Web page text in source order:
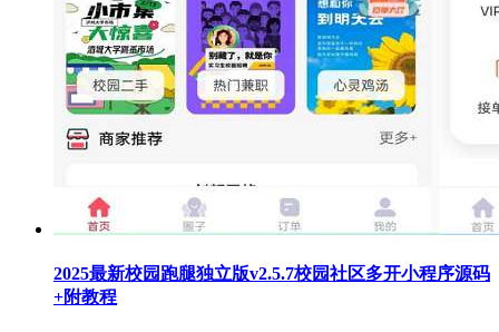
2025最新校园跑腿独立版v2.5.7校园社区多开小程序源码
+附教程